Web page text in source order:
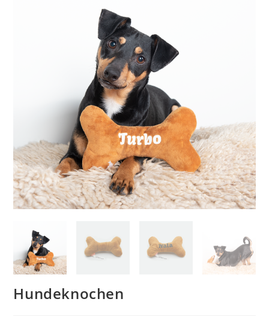
Hundeknochen